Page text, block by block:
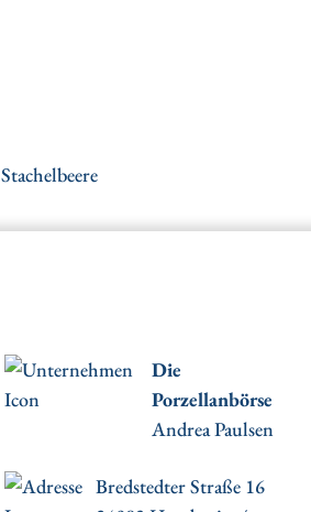
Stachelbeere
Die
Porzellanbörse
Andrea Paulsen
Bredstedter Straße 16